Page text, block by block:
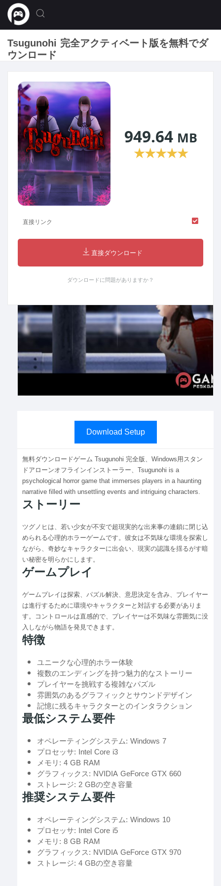
Tsugunohi 完全アクティベート版を無料でダ
ウンロード
Download Setup
無料ダウンロードゲーム Tsugunohi 完全版、Windows用スタン
ドアローンオフラインインストーラー、Tsugunohi is a
psychological horror game that immerses players in a haunting
narrative filled with unsettling events and intriguing characters.
ストーリー
ツグノヒは、若い少女が不安で超現実的な出来事の連鎖に閉じ込
められる心理的ホラーゲームです。彼女は不気味な環境を探索し
ながら、奇妙なキャラクターに出会い、現実の認識を揺るがす暗
い秘密を明らかにします。
ゲームプレイ
ゲームプレイは探索、パズル解決、意思決定を含み、プレイヤー
は進行するために環境やキャラクターと対話する必要がありま
す。コントロールは直感的で、プレイヤーは不気味な雰囲気に没
入しながら物語を発見できます。
特徴
ユニークな心理的ホラー体験
複数のエンディングを持つ魅力的なストーリー
プレイヤーを挑戦する複雑なパズル
雰囲気のあるグラフィックとサウンドデザイン
記憶に残るキャラクターとのインタラクション
最低システム要件
オペレーティングシステム: Windows 7
プロセッサ: Intel Core i3
メモリ: 4 GB RAM
グラフィックス: NVIDIA GeForce GTX 660
ストレージ: 2 GBの空き容量
推奨システム要件
オペレーティングシステム: Windows 10
プロセッサ: Intel Core i5
メモリ: 8 GB RAM
グラフィックス: NVIDIA GeForce GTX 970
ストレージ: 4 GBの空き容量
949.64 MB
★★★★★
直接リンク
直接ダウンロード
ダウンロードに問題がありますか？